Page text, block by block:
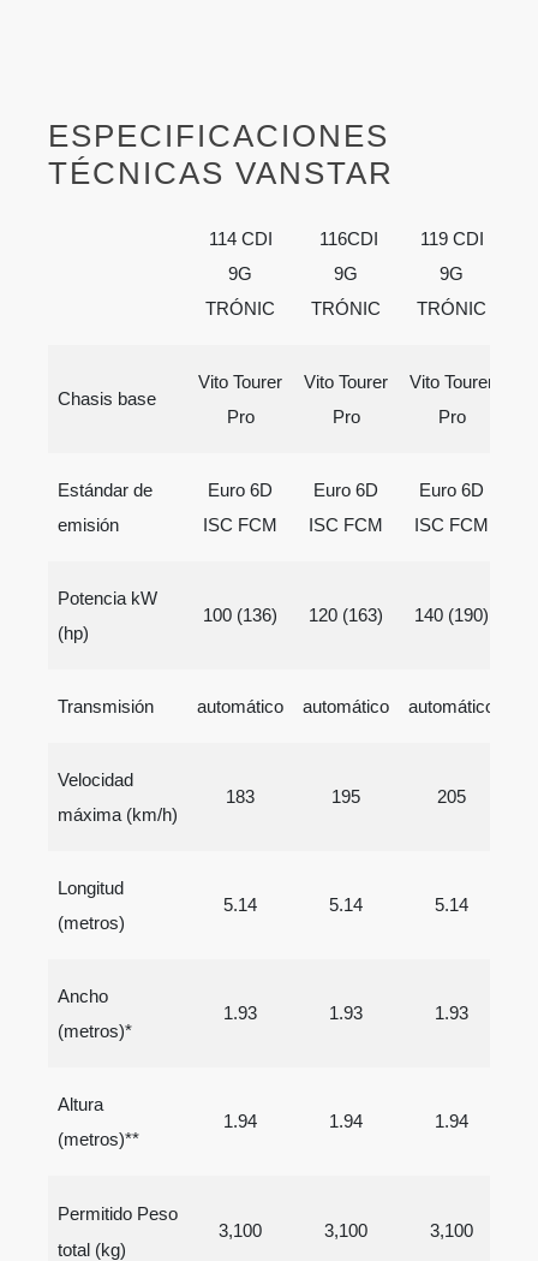
ESPECIFICACIONES
TÉCNICAS VANSTAR
114 CDI 116CDI 119 CDI
9G
TRÓNIC
9G
TRÓNIC
9G
TRÓNIC
Chasis base
Vito Tourer
Pro
Vito Tourer
Pro
Vito Tourer
Pro
Estándar de
emisión
Euro 6D
ISC FCM
Euro 6D
ISC FCM
Euro 6D
ISC FCM
Potencia kW
(hp)
100 (136) 120 (163) 140 (190)
Transmisión automático automático automático
Velocidad
máxima (km/h)
183 195 205
Longitud
(metros)
5.14 5.14 5.14
Ancho
(metros)*
1.93 1.93 1.93
Altura
(metros)**
1.94 1.94 1.94
Permitido Peso
total (kg)
3,100 3,100 3,100